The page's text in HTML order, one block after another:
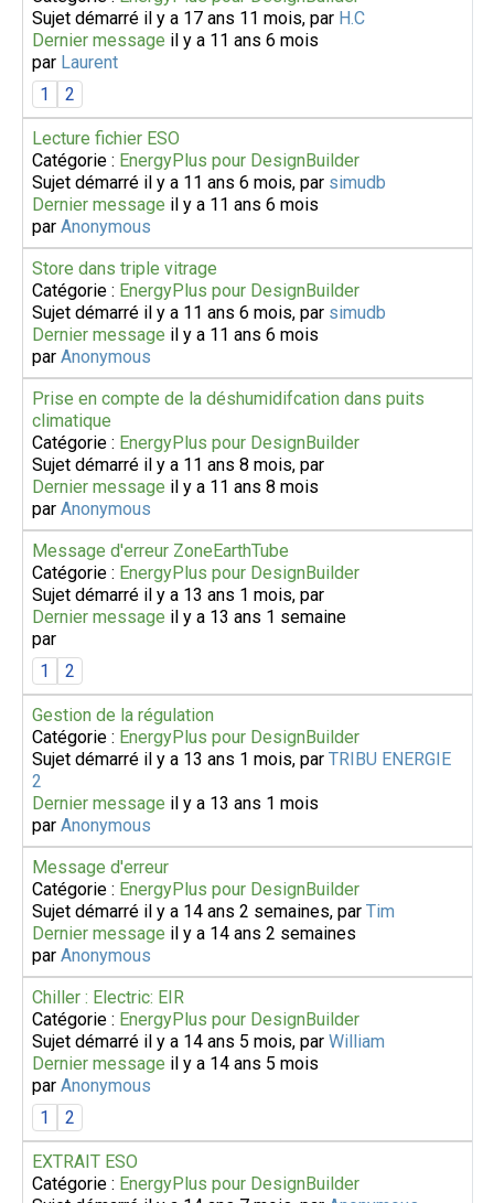
Sujet démarré il y a 17 ans 11 mois, par H.C
Dernier message il y a 11 ans 6 mois
par Laurent
1
2
Lecture fichier ESO
Catégorie : EnergyPlus pour DesignBuilder
Sujet démarré il y a 11 ans 6 mois, par simudb
Dernier message il y a 11 ans 6 mois
par Anonymous
Store dans triple vitrage
Catégorie : EnergyPlus pour DesignBuilder
Sujet démarré il y a 11 ans 6 mois, par simudb
Dernier message il y a 11 ans 6 mois
par Anonymous
Prise en compte de la déshumidifcation dans puits
climatique
Catégorie : EnergyPlus pour DesignBuilder
Sujet démarré il y a 11 ans 8 mois, par
Dernier message il y a 11 ans 8 mois
par Anonymous
Message d'erreur ZoneEarthTube
Catégorie : EnergyPlus pour DesignBuilder
Sujet démarré il y a 13 ans 1 mois, par
Dernier message il y a 13 ans 1 semaine
par
1
2
Gestion de la régulation
Catégorie : EnergyPlus pour DesignBuilder
Sujet démarré il y a 13 ans 1 mois, par TRIBU ENERGIE
2
Dernier message il y a 13 ans 1 mois
par Anonymous
Message d'erreur
Catégorie : EnergyPlus pour DesignBuilder
Sujet démarré il y a 14 ans 2 semaines, par Tim
Dernier message il y a 14 ans 2 semaines
par Anonymous
Chiller : Electric: EIR
Catégorie : EnergyPlus pour DesignBuilder
Sujet démarré il y a 14 ans 5 mois, par William
Dernier message il y a 14 ans 5 mois
par Anonymous
1
2
EXTRAIT ESO
Catégorie : EnergyPlus pour DesignBuilder